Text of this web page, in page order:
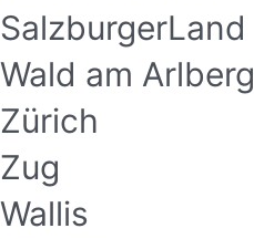
SalzburgerLand
Wald am Arlberg
Zürich
Zug
Wallis